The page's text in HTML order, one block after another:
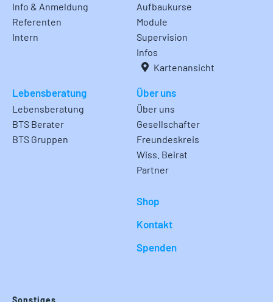
Info & Anmeldung
Referenten
Intern
Aufbaukurse
Module
Supervision
Infos
Kartenansicht
Lebensberatung
Lebensberatung
BTS Berater
BTS Gruppen
Über uns
Über uns
Gesellschafter
Freundeskreis
Wiss. Beirat
Partner
Shop
Kontakt
Spenden
Sonstiges